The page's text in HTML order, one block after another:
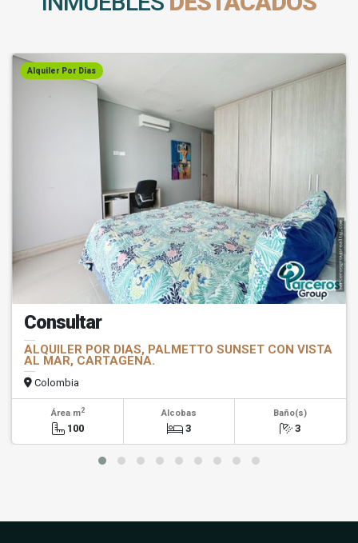
Alquiler Por Dias
Consultar
ALQUILER POR DIAS, PALMETTO SUNSET CON VISTA
AL MAR, CARTAGENA.
Colombia
Área m2
100
Alcobas
3
Baño(s)
3